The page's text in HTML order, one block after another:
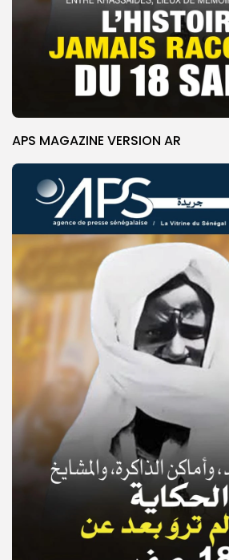
© Copyright 2025, APS
APS MAGAZINE VERSION AR